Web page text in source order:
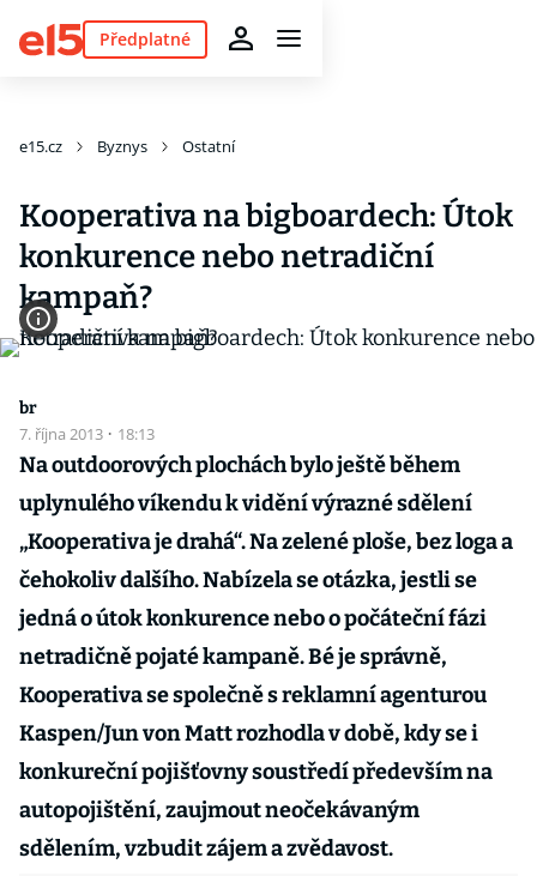
Předplatné
e15.cz Byznys Ostatní
Kooperativa na bigboardech: Útok
konkurence nebo netradiční
kampaň?
br
7. října 2013 · 18:13
Na outdoorových plochách bylo ještě během
uplynulého víkendu k vidění výrazné sdělení
„Kooperativa je drahá“. Na zelené ploše, bez loga a
čehokoliv dalšího. Nabízela se otázka, jestli se
jedná o útok konkurence nebo o počáteční fázi
netradičně pojaté kampaně. Bé je správně,
Kooperativa se společně s reklamní agenturou
Kaspen/Jun von Matt rozhodla v době, kdy se i
konkureční pojišťovny soustředí především na
autopojištění, zaujmout neočekávaným
sdělením, vzbudit zájem a zvědavost.